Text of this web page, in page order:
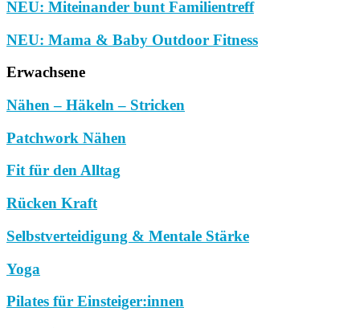
NEU: Miteinander bunt Familientreff
NEU: Mama & Baby Outdoor Fitness
Erwachsene
Nähen – Häkeln – Stricken
Patchwork Nähen
Fit für den Alltag
Rücken Kraft
Selbstverteidigung & Mentale Stärke
Yoga
Pilates für Einsteiger:innen